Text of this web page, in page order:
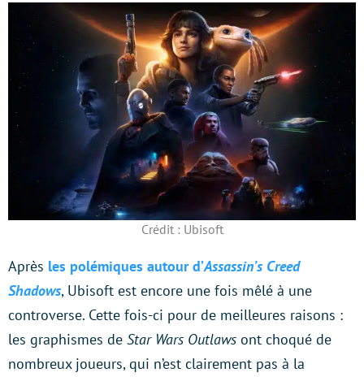
Crédit : Ubisoft
Après les polémiques autour d’Assassin’s Creed
Shadows, Ubisoft est encore une fois mêlé à une
controverse. Cette fois-ci pour de meilleures raisons :
les graphismes de Star Wars Outlaws ont choqué de
nombreux joueurs, qui n’est clairement pas à la